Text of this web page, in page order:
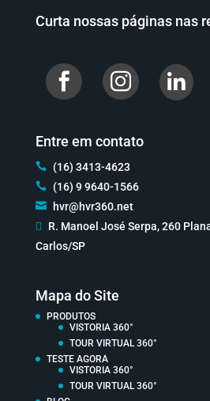
Curta nossas páginas nas
 
Entre em contato
 (16) 3413-4623
 (16) 9 9640-1566
 hvr@hvr360.net

R. Manoel José Serpa, 260
Carlos/SP
Mapa do Site
PRODUTOS
VISTORIA 360°
TOUR VIRTUAL 360°
TESTE AGORA
VISTORIA 360°
TOUR VIRTUAL 360°